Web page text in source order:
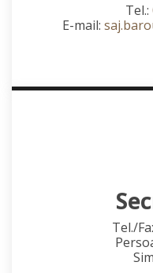
Tel.:
E-mail:
Tel./